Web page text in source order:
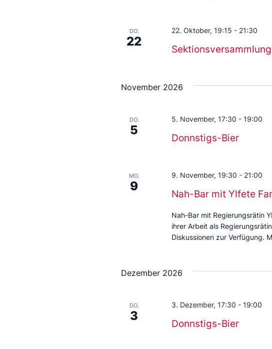
DO.
22
Sektionsversammlung
22. Oktober, 19:15 - 21:30
November 2026
DO.
5
Donnstigs-Bier
5. November, 17:30 - 19:00
MO.
9
Nah-Bar mit Ylfete
9. November, 19:30 - 21:00
Nah-Bar mit Regierungsrätin
ihrer Arbeit als
Diskussionen zur Verfügung.
Dezember 2026
DO.
3
Donnstigs-Bier
3. Dezember, 17:30 - 19:00